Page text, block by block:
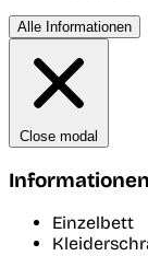
Alle Informationen
Close modal
Einzelbett